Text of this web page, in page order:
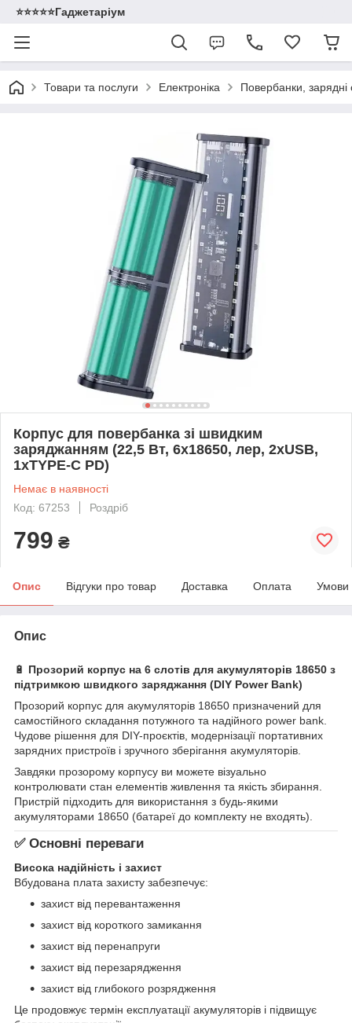
⭐️⭐️⭐️⭐️⭐️Гаджетаріум
Товари та послуги Електроніка Повербанки, зарядні
Корпус для повербанка зі швидким
заряджанням (22,5 Вт, 6x18650, лер, 2xUSB,
1xTYPE-C PD)
Немає в наявності
Код: 67253
Роздріб
799 ₴
Опис Відгуки про товар Доставка Оплата Умови
Опис
🔋 Прозорий корпус на 6 слотів для акумуляторів 18650 з
підтримкою швидкого заряджання (DIY Power Bank)
Прозорий корпус для акумуляторів 18650 призначений для
самостійного складання потужного та надійного power bank.
Чудове рішення для DIY-проєктів, модернізації портативних
зарядних пристроїв і зручного зберігання акумуляторів.
Завдяки прозорому корпусу ви можете візуально
контролювати стан елементів живлення та якість збирання.
Пристрій підходить для використання з будь-якими
акумуляторами 18650 (батареї до комплекту не входять).
✅ Основні переваги
Висока надійність і захист
Вбудована плата захисту забезпечує:
захист від перевантаження
захист від короткого замикання
захист від перенапруги
захист від перезарядження
захист від глибокого розрядження
Це продовжує термін експлуатації акумуляторів і підвищує